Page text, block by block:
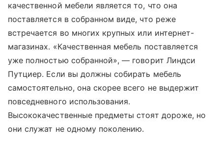
качественной мебели является то, что она
поставляется в собранном виде, что реже
встречается во многих крупных или интернет-
магазинах. «Качественная мебель поставляется
уже полностью собранной», — говорит Линдси
Путциер. Если вы должны собирать мебель
самостоятельно, она скорее всего не выдержит
повседневного использования.
Высококачественные предметы стоят дороже, но
они служат не одному поколению.